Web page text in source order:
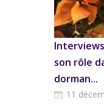
son rôle
dorman...
11